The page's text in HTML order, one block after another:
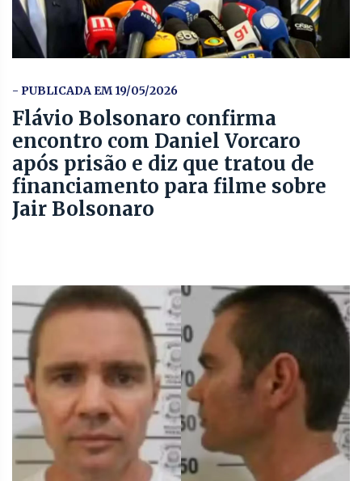
- PUBLICADA EM 19/05/2026
Flávio Bolsonaro confirma
encontro com Daniel Vorcaro
após prisão e diz que tratou de
financiamento para filme sobre
Jair Bolsonaro